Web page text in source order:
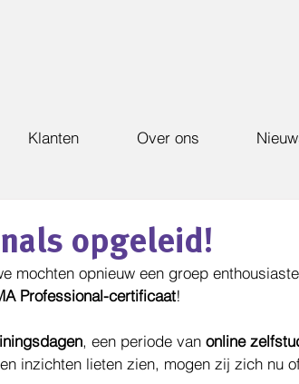
Klanten Over ons
opgeleid!
mochten opnieuw een groep
Professional-certificaat!
, een periode van online
inzichten lieten zien, mogen zij zich nu